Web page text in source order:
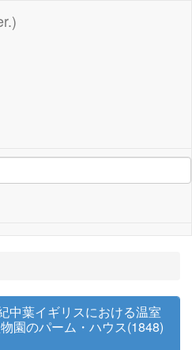
中葉イギリスにおける温室
園のパーム・ハウス(1848)